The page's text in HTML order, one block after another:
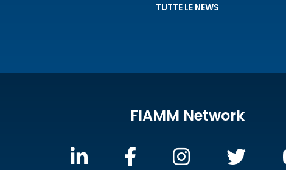
TUTTE LE NEWS
FIAMM Network